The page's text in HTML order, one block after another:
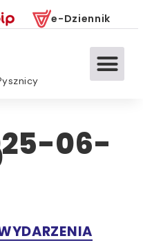
e-Dziennik
06-